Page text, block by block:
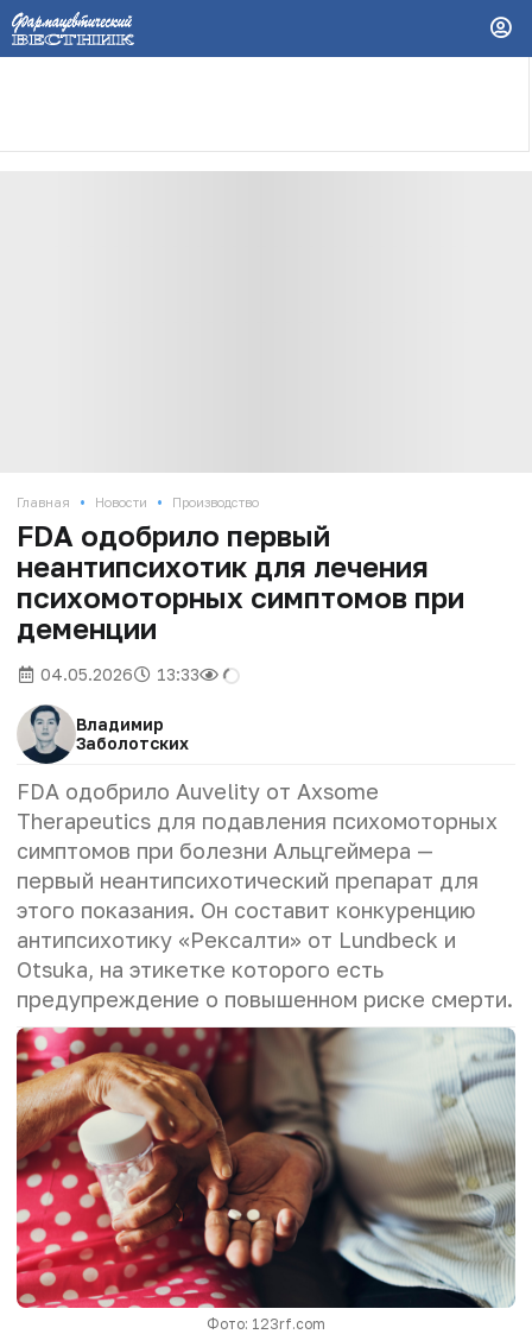
Главная • Новости • Производство
FDA одобрило первый
неантипсихотик для лечения
психомоторных симптомов при
деменции
04.05.2026 13:33
Владимир
Заболотских
FDA одобрило Auvelity от Axsome
Therapeutics для подавления психомоторных
симптомов при болезни Альцгеймера —
первый неантипсихотический препарат для
этого показания. Он составит конкуренцию
антипсихотику «Рексалти» от Lundbeck и
Otsuka, на этикетке которого есть
предупреждение о повышенном риске смерти.
Фото: 123rf.com